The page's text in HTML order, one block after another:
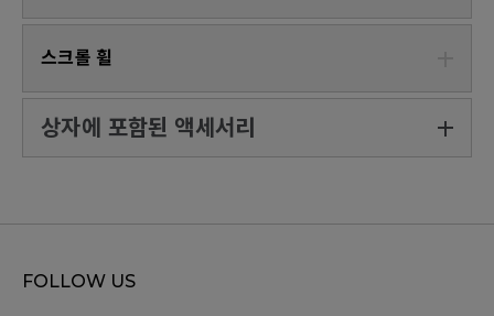
스크롤 휠
상자에 포함된 액세서리
FOLLOW US